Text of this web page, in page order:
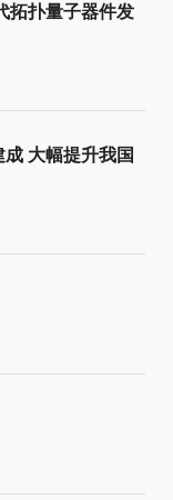
拓扑量子器件发
大幅提升我国